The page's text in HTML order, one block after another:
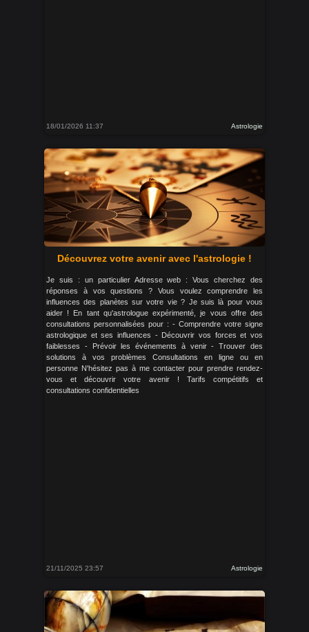
18/01/2026 11:37 Astrologie
Découvrez votre avenir avec l'astrologie !
Je suis : un particulier Adresse web : Vous cherchez des
réponses à vos questions ? Vous voulez comprendre les
influences des planètes sur votre vie ? Je suis là pour vous
aider ! En tant qu'astrologue expérimenté, je vous offre des
consultations personnalisées pour : - Comprendre votre signe
astrologique et ses influences - Découvrir vos forces et vos
faiblesses - Prévoir les événements à venir - Trouver des
solutions à vos problèmes Consultations en ligne ou en
personne N'hésitez pas à me contacter pour prendre rendez-
vous et découvrir votre avenir ! Tarifs compétitifs et
consultations confidentielles
21/11/2025 23:57 Astrologie